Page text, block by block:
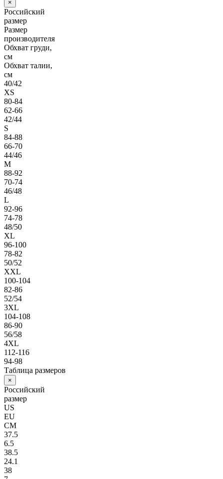
×
Российский
размер
Размер
производителя
Обхват груди,
см
Обхват талии,
см
40/42
XS
80-84
62-66
42/44
S
84-88
66-70
44/46
M
88-92
70-74
46/48
L
92-96
74-78
48/50
XL
96-100
78-82
50/52
XXL
100-104
82-86
52/54
3XL
104-108
86-90
56/58
4XL
112-116
94-98
Таблица размеров
×
Российский
размер
US
EU
СМ
37.5
6.5
38.5
24.1
38